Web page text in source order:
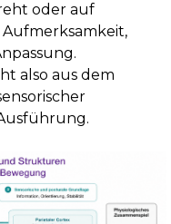
oder auf
also aus dem